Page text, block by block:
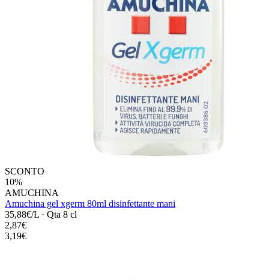
SCONTO
10%
AMUCHINA
Amuchina gel xgerm 80ml disinfettante mani
35,88€/L · Qta 8 cl
2,87€
3,19€